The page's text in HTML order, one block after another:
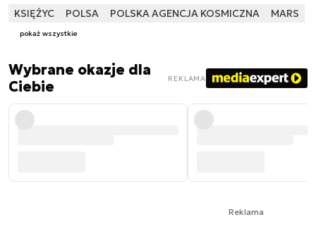
KSIĘŻYC POLSA POLSKA AGENCJA KOSMICZNA MARS
pokaż wszystkie
Wybrane okazje dla
Ciebie
REKLAMA
Reklama